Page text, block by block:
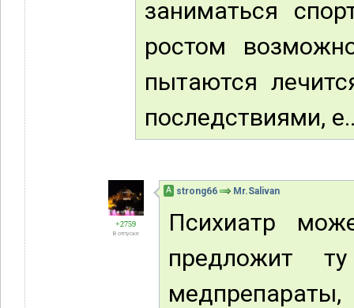
заниматься
ростом
пытаются
последствиями,
+2759
В отпуске
А strong66 Mr.Salivan
Психиатр
предложит